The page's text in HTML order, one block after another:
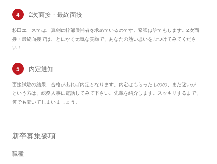
2次面接・最終面接
杉田エースでは、真剣に幹部候補者を求めているのです。緊張は誰でもします。2次面
接・最終面接では、とにかく元気な笑顔で、あなたの熱い思いをぶつけてみてくださ
い！
内定通知
面接試験の結果、合格が出れば内定となります。内定はもらったものの、まだ迷いが…
という方は、総務人事に電話してみて下さい。先輩を紹介します。スッキリするまで、
何でも聞いてしまいましょう。
新卒募集要項
職種